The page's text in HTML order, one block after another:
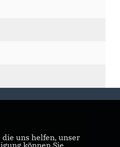
uns helfen, unser
können Sie